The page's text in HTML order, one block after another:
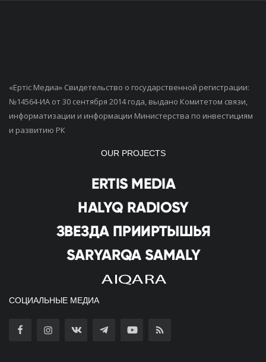
«Ертiс Медиа» Свидетельство о государственной регистрации:
№14564-ИА от 30 сентября 2014 года, выдано Комитетом связи,
информатизации и информации Министерства по инвестициям
и развитию РК
OUR PROJECTS
СОЦИАЛЬНЫЕ МЕДИА